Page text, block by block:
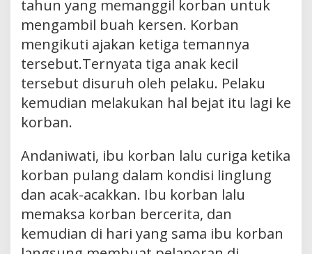
tahun yang memanggil korban untuk
mengambil buah kersen. Korban
mengikuti ajakan ketiga temannya
tersebut.Ternyata tiga anak kecil
tersebut disuruh oleh pelaku. Pelaku
kemudian melakukan hal bejat itu lagi ke
korban.
Andaniwati, ibu korban lalu curiga ketika
korban pulang dalam kondisi linglung
dan acak-acakkan. Ibu korban lalu
memaksa korban bercerita, dan
kemudian di hari yang sama ibu korban